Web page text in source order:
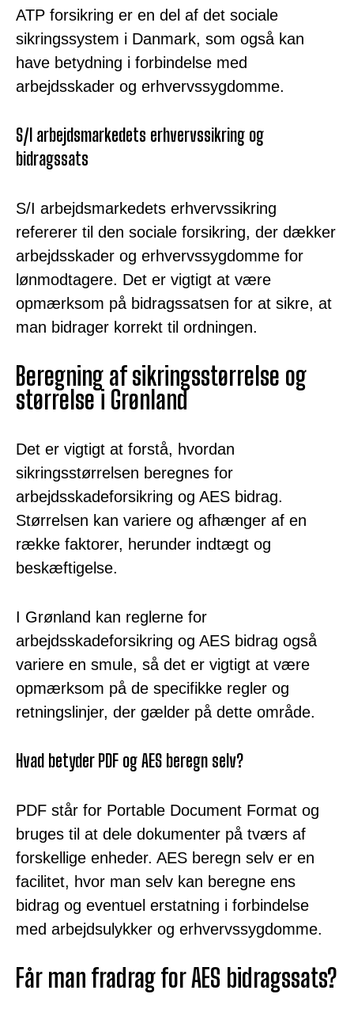
ATP forsikring er en del af det sociale
sikringssystem i Danmark, som også kan
have betydning i forbindelse med
arbejdsskader og erhvervssygdomme.
S/I arbejdsmarkedets erhvervssikring og
bidragssats
S/I arbejdsmarkedets erhvervssikring
refererer til den sociale forsikring, der dækker
arbejdsskader og erhvervssygdomme for
lønmodtagere. Det er vigtigt at være
opmærksom på bidragssatsen for at sikre, at
man bidrager korrekt til ordningen.
Beregning af sikringsstørrelse og
størrelse i Grønland
Det er vigtigt at forstå, hvordan
sikringsstørrelsen beregnes for
arbejdsskadeforsikring og AES bidrag.
Størrelsen kan variere og afhænger af en
række faktorer, herunder indtægt og
beskæftigelse.
I Grønland kan reglerne for
arbejdsskadeforsikring og AES bidrag også
variere en smule, så det er vigtigt at være
opmærksom på de specifikke regler og
retningslinjer, der gælder på dette område.
Hvad betyder PDF og AES beregn selv?
PDF står for Portable Document Format og
bruges til at dele dokumenter på tværs af
forskellige enheder. AES beregn selv er en
facilitet, hvor man selv kan beregne ens
bidrag og eventuel erstatning i forbindelse
med arbejdsulykker og erhvervssygdomme.
Får man fradrag for AES bidragssats?